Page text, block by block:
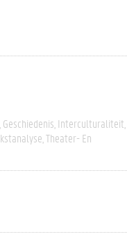
Geschiedenis Interculturaliteit
Theater- En